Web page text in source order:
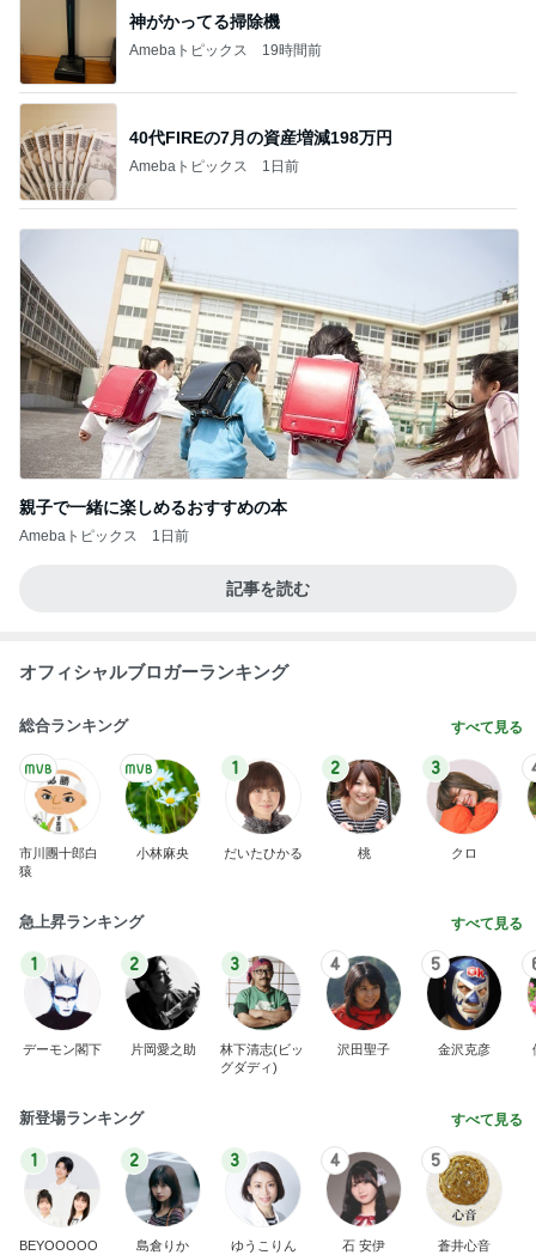
神がかってる掃除機
Amebaトピックス 19時間前
40代FIREの7月の資産増減198万円
Amebaトピックス 1日前
親子で一緒に楽しめるおすすめの本
Amebaトピックス 1日前
記事を読む
オフィシャルブロガーランキング
総合ランキング すべて見る
市川團十郎白
猿
小林麻央
1
だいたひかる
2
桃
3
クロ
急上昇ランキング すべて見る
1
デーモン閣下
2
片岡愛之助
3
林下清志(ビッ
グダディ)
4
沢田聖子
5
金沢克彦
新登場ランキング すべて見る
1
BEYOOOOO
2
島倉りか
3
ゆうこりん
4
石 安伊
5
蒼井心音